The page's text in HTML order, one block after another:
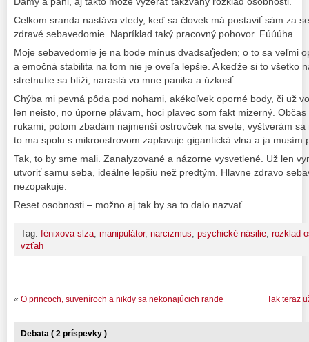
Celkom sranda nastáva vtedy, keď sa človek má postaviť sám za
zdravé sebavedomie. Napríklad taký pracovný pohovor. Fúúúha.
Moje sebavedomie je na bode mínus dvadsaťjeden; o to sa veľmi
a emočná stabilita na tom nie je oveľa lepšie. A keďže si to všetko
stretnutie sa blíži, narastá vo mne panika a úzkosť…
Chýba mi pevná pôda pod nohami, akékoľvek oporné body, či už
len neisto, no úporne plávam, hoci plavec som fakt mizerný.
rukami, potom zbadám najmenší ostrovček na svete, vyštverám
to ma spolu s mikroostrovom zaplavuje gigantická vlna a ja
Tak, to by sme mali. Zanalyzované a názorne vysvetlené. Už len
utvoriť samu seba, ideálne lepšiu než predtým. Hlavne zdravo
nezopakuje.
Reset osobnosti – možno aj tak by sa to dalo nazvať…
Tag: fénixova slza, manipulátor, narcizmus, psychické násilie, rozklad
vzťah
Tak teraz
« O princoch, suveníroch a nikdy sa nekonajúcich rande
Debata ( 2 príspevky )